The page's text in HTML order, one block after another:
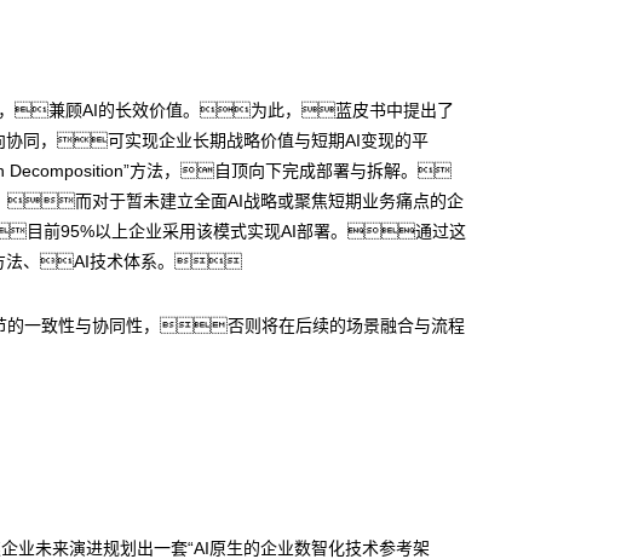
，兼顾AI的长效价值。为此，蓝皮书中提出了
同，可实现企业长期战略价值与短期AI变现的平
方法，自顶向下完成部署与拆解。
而对于暂未建立全面AI战略或聚焦短期业务痛点的企
目前95%以上企业采用该模式实现AI部署。通过这
方法、AI技术体系。
的一致性与协同性，否则将在后续的场景融合与流程
未来演进规划出一套“AI原生的企业数智化技术参考架